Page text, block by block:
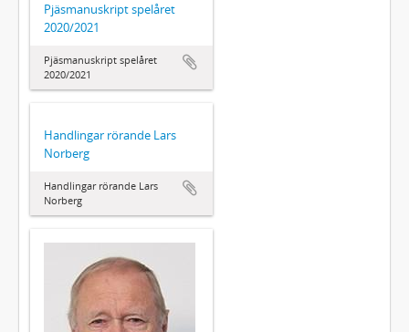
Pjäsmanuskript spelåret
2020/2021
Pjäsmanuskript spelåret
2020/2021
Handlingar rörande Lars
Norberg
Handlingar rörande Lars
Norberg